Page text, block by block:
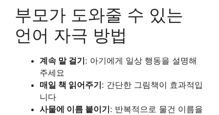
부모가 도와줄 수 있는
언어 자극 방법
계속 말 걸기 : 아기에게 일상 행동을 설명해
주세요
매일 책 읽어주기 : 간단한 그림책이 효과적입
니다
사물에 이름 붙이기 : 반복적으로 물건 이름을